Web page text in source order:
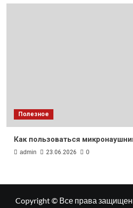
Полезное
Как пользоваться
admin 23.06.2026 0
Copyright © Все права